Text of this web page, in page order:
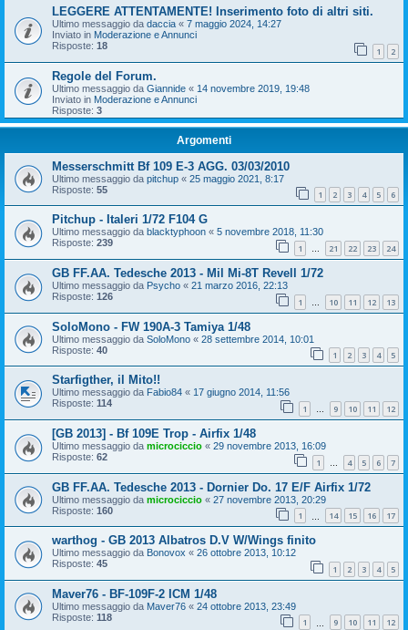
LEGGERE ATTENTAMENTE! Inserimento foto di altri siti.
Ultimo messaggio da daccia « 7 maggio 2024, 14:27
Inviato in Moderazione e Annunci
Risposte: 18 1 2
Regole del Forum.
Ultimo messaggio da Giannide « 14 novembre 2019, 19:48
Inviato in Moderazione e Annunci
Risposte: 3
Argomenti
Messerschmitt Bf 109 E-3 AGG. 03/03/2010
Ultimo messaggio da pitchup « 25 maggio 2021, 8:17
Risposte: 55 1 2 3 4 5 6
Pitchup - Italeri 1/72 F104 G
Ultimo messaggio da blacktyphoon « 5 novembre 2018, 11:30
Risposte: 239 1 … 21 22 23 24
GB FF.AA. Tedesche 2013 - Mil Mi-8T Revell 1/72
Ultimo messaggio da Psycho « 21 marzo 2016, 22:13
Risposte: 126 1 … 10 11 12 13
SoloMono - FW 190A-3 Tamiya 1/48
Ultimo messaggio da SoloMono « 28 settembre 2014, 10:01
Risposte: 40 1 2 3 4 5
Starfigther, il Mito!!
Ultimo messaggio da Fabio84 « 17 giugno 2014, 11:56
Risposte: 114 1 … 9 10 11 12
[GB 2013] - Bf 109E Trop - Airfix 1/48
Ultimo messaggio da microciccio « 29 novembre 2013, 16:09
Risposte: 62 1 … 4 5 6 7
GB FF.AA. Tedesche 2013 - Dornier Do. 17 E/F Airfix 1/72
Ultimo messaggio da microciccio « 27 novembre 2013, 20:29
Risposte: 160 1 14 15 16 17
warthog - GB 2013 Albatros D.V W/Wings finito
Ultimo messaggio da Bonovox « 26 ottobre 2013, 10:12
Risposte: 45 1 2 3 4 5
Maver76 - BF-109F-2 ICM 1/48
Ultimo messaggio da Maver76 « 24 ottobre 2013, 23:49
Risposte: 118 1 9 10 11 12